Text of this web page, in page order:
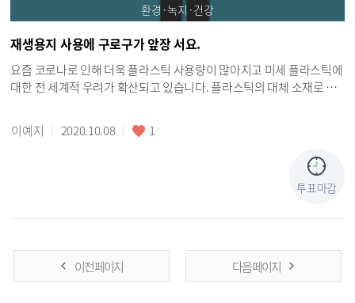
환경·녹지·건강
재생용지 사용에 구로구가 앞장 서요.
요즘 코로나로 인해 더욱 플라스틱 사용량이 많아지고 미세 플라스틱에
대한 전 세계적 우려가 확산되고 있습니다. 플라스틱의 대체 소재로 그
게 됩니다. 예를 들면 플라스틱 빨대 대신 종이 빨대, 비닐백 대신 종이백
처럼 말이죠. 하지만 종이생산때문에 야기되는 탄소배출과 수질오염 등
도 플라스틱에 버금가는 문제입니다. 어쩌다 수원시의회 의장이 종이를
줄여야 하는 방향성에 대해서 이야기 한 것을 보았습니다. 불필요하거
나 보여주기식 보고서 등을 줄이거나 방식을 개선하는 내용이었던 것
를 사용함으로 종이로 버려지는 자원을 재활용하여 종이 쓰레기에 대한
문제를 직관적으로 해결할 수 있습니다. 종이로 낭비되는 돈과 자원을
이예지 2020.10.08 1
투표마감
이전 페이지 다음 페이지